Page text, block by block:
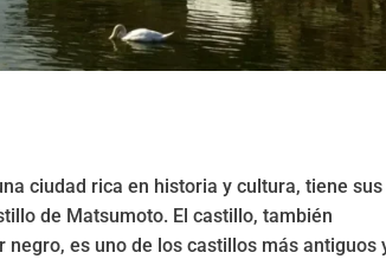
ciudad rica en historia y cultura, tiene sus
de Matsumoto. El castillo, también
es uno de los castillos más antiguos